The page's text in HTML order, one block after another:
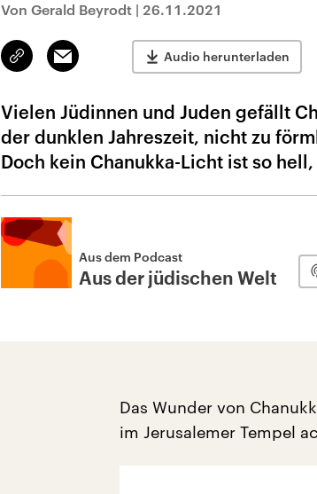
Von Gerald Beyrodt | 26.11.2021
Link
kopieren/teilen
Email Audio herunterladen
Vielen Jüdinnen und Juden gefällt
der dunklen Jahreszeit, nicht zu
Doch kein Chanukka-Licht ist so
Aus dem Podcast
Aus der jüdischen Welt
Das Wunder von
im Jerusalemer Tempel